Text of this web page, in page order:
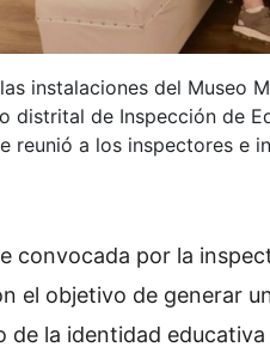
instalaciones del Museo
distrital de Inspección de
reunió a los inspectores e
convocada por la
el objetivo de generar
la identidad